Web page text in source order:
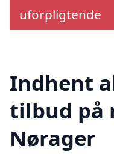
uforpligtende
Indhent
tilbud på
Nørager